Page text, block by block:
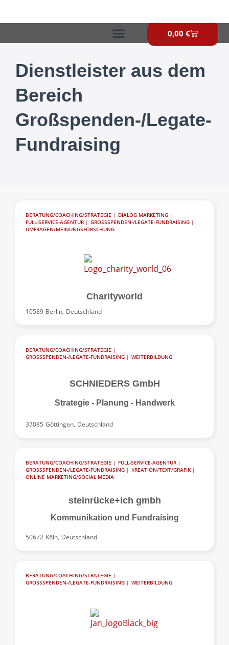
0,00 €
Dienstleister aus dem
Bereich
Großspenden-/Legate-
Fundraising
BERATUNG/COACHING/STRATEGIE | DIALOG MARKETING |
FULL-SERVICE-AGENTUR | GROSSSPENDEN-/LEGATE-FUNDRAISING
|
UMFRAGEN/MEINUNGSFORSCHUNG
Charityworld
10589 Berlin, Deutschland
BERATUNG/COACHING/STRATEGIE |
GROSSSPENDEN-/LEGATE-FUNDRAISING
| WEITERBILDUNG
SCHNIEDERS GmbH
Strategie - Planung - Handwerk
37085 Göttingen, Deutschland
BERATUNG/COACHING/STRATEGIE | FULL-SERVICE-AGENTUR |
GROSSSPENDEN-/LEGATE-FUNDRAISING
| KREATION/TEXT/GRAFIK|
ONLINE MARKETING/SOCIAL MEDIA
steinrücke+ich gmbh
Kommunikation und Fundraising
50672 Köln, Deutschland
BERATUNG/COACHING/STRATEGIE |
GROSSSPENDEN-/LEGATE-FUNDRAISING
| WEITERBILDUNG